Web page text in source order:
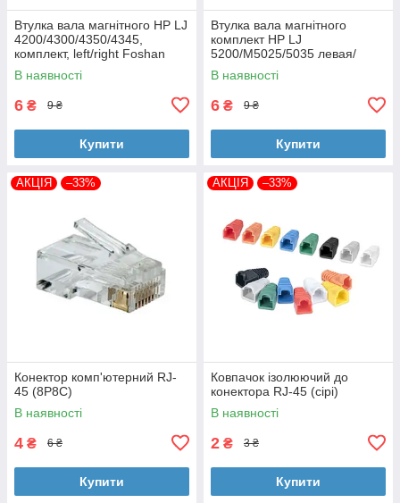
Втулка вала магнітного HP LJ
4200/4300/4350/4345,
комплект, left/right Foshan
(MAG-1338A-BSH-Foshan)
В наявності
6 ₴ 9 ₴
Купити
Втулка вала магнітного
комплект HP LJ
5200/M5025/5035 левая/
правая Foshan (MAG-7516A-
BSH-Foshan)
В наявності
6 ₴ 9 ₴
Купити
АКЦІЯ –33%
Конектор комп'ютерний RJ-
45 (8P8C)
В наявності
4 ₴ 6 ₴
Купити
АКЦІЯ –33%
Ковпачок ізолюючий до
конектора RJ-45 (сірі)
В наявності
2 ₴ 3 ₴
Купити